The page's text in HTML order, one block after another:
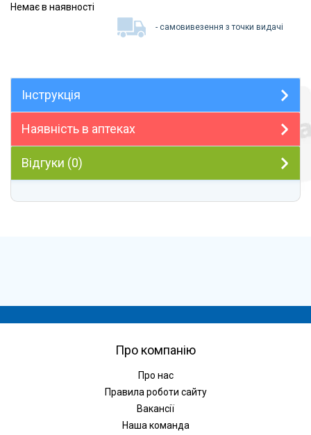
Немає в наявності
- самовивезення з точки видачі
Інструкція
Наявність в аптеках
Відгуки (0)
Про компанію
Про нас
Правила роботи сайту
Вакансії
Наша команда